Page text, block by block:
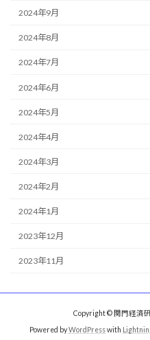
2024年9月
2024年8月
2024年7月
2024年6月
2024年5月
2024年4月
2024年3月
2024年2月
2024年1月
2023年12月
2023年11月
Copyright © 関門経済
Powered byWordPresswith